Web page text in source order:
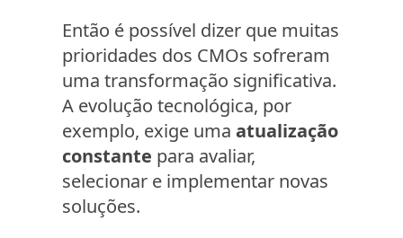
Então é possível dizer que muitas
prioridades dos CMOs sofreram
uma transformação significativa.
A evolução tecnológica, por
exemplo, exige uma atualização
constante para avaliar,
selecionar e implementar novas
soluções.